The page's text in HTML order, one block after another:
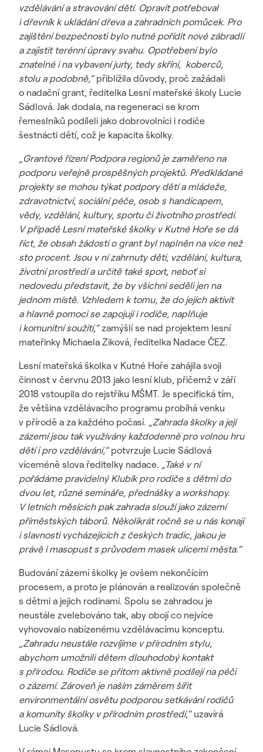
vzdělávání a stravování dětí. Opravit potřeboval
i dřevník k ukládání dřeva a zahradních pomůcek. Pro
zajištění bezpečnosti bylo nutné pořídit nové zábradlí
a zajistit terénní úpravy svahu. Opotřebení bylo
znatelné i na vybavení jurty, tedy skříní, koberců,
stolu a podobně,“přiblížila důvody, proč zažádali
o nadační grant, ředitelka Lesní mateřské školy Lucie
Sádlová. Jak dodala, na regeneraci se krom
řemeslníků podíleli jako dobrovolníci i rodiče
šestnácti dětí, což je kapacita školky.
„Grantové řízení Podpora regionů je zaměřeno na
podporu veřejně prospěšných projektů. Předkládané
projekty se mohou týkat podpory dětí a mládeže,
zdravotnictví, sociální péče, osob s handicapem,
vědy, vzdělání, kultury, sportu či životního prostředí.
V případě Lesní mateřské školky v Kutné Hoře se dá
říct, že obsah žádosti o grant byl naplněn na více než
sto procent. Jsou v ní zahrnuty děti, vzdělání, kultura,
životní prostředí a určitě také sport, neboť si
nedovedu představit, že by všichni seděli jen na
jednom místě. Vzhledem k tomu, že do jejích aktivit
a hlavně pomoci se zapojují i rodiče, naplňuje
i komunitní soužití,“zamýšlí se nad projektem lesní
mateřinky Michaela Ziková, ředitelka Nadace ČEZ.
Lesní mateřská školka v Kutné Hoře zahájila svoji
činnost v červnu 2013 jako lesní klub, přičemž v září
2018 vstoupila do rejstříku MŠMT. Je specifická tím,
že většina vzdělávacího programu probíhá venku
v přírodě a za každého počasí. „Zahrada školky a její
zázemí jsou tak využívány každodenně pro volnou hru
dětí i pro vzdělávání,“potvrzuje Lucie Sádlová
víceméně slova ředitelky nadace. „Také v ní
pořádáme pravidelný Klubík pro rodiče s dětmi do
dvou let, různé semináře, přednášky a workshopy.
V letních měsících pak zahrada slouží jako zázemí
příměstských táborů. Několikrát ročně se u nás konají
i slavnosti vycházejících z českých tradic, jakou je
právě i masopust s průvodem masek ulicemi města.“
Budování zázemí školky je ovšem nekončícím
procesem, a proto je plánován a realizován společně
s dětmi a jejich rodinami. Spolu se zahradou je
neustále zvelebováno tak, aby obojí co nejvíce
vyhovovalo nabízenému vzdělávacímu konceptu.
„Zahradu neustále rozvíjíme v přírodním stylu,
abychom umožnili dětem dlouhodobý kontakt
s přírodou. Rodiče se přitom aktivně podílejí na péči
o zázemí. Zároveň je naším záměrem šířit
environmentální osvětu podporou setkávání rodičů
a komunity školky v přírodním prostředí,“uzavírá
Lucie Sádlová.